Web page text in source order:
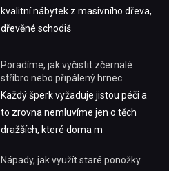
kvalitní nábytek z masivního dřeva,
dřevěné schodiš
Poradíme, jak vyčistit zčernalé
stříbro nebo připálený hrnec
Každý šperk vyžaduje jistou péči a
to zrovna nemluvíme jen o těch
dražších, které doma m
Nápady, jak využít staré ponožky